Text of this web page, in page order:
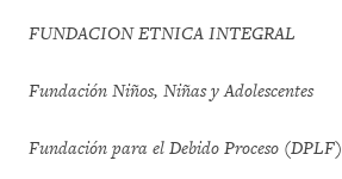
FUNDACION ETNICA INTEGRAL
Fundación Niños, Niñas y Adolescentes
Fundación para el Debido Proceso (DPLF)